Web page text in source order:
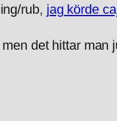
rub, jag körde
det hittar man